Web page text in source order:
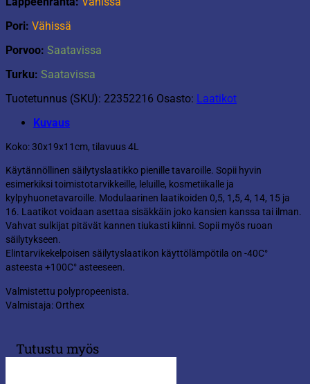
Pori: Vähissä
Porvoo: Saatavissa
Turku: Saatavissa
Tuotetunnus (SKU): 22352216 Osasto: Laatikot
Kuvaus
Koko: 30x19x11cm, tilavuus 4L
Käytännöllinen säilytyslaatikko pienille tavaroille. Sopii hyvin
esimerkiksi toimistotarvikkeille, leluille, kosmetiikalle ja
kylpyhuonetavaroille. Modulaarinen laatikoiden 0,5, 1,5, 4, 14, 15 ja
16. Laatikot voidaan asettaa sisäkkäin joko kansien kanssa tai ilman.
Vahvat sulkijat pitävät kannen tiukasti kiinni. Sopii myös ruoan
säilytykseen.
Elintarvikekelpoisen säilytyslaatikon käyttölämpötila on -40C°
asteesta +100C° asteeseen.
Valmistettu polypropeenista.
Valmistaja: Orthex
Tutustu myös